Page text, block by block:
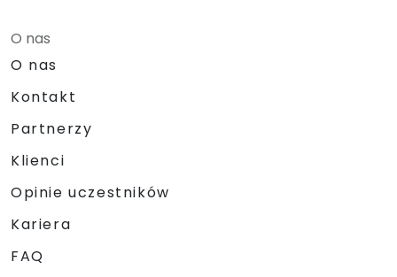
O nas
O nas
Kontakt
Partnerzy
Klienci
Opinie uczestników
Kariera
FAQ